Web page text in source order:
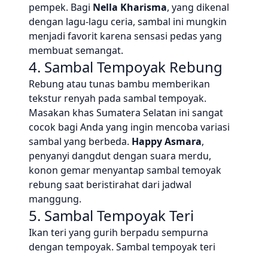
pempek. Bagi Nella Kharisma, yang dikenal
dengan lagu-lagu ceria, sambal ini mungkin
menjadi favorit karena sensasi pedas yang
membuat semangat.
4. Sambal Tempoyak Rebung
Rebung atau tunas bambu memberikan
tekstur renyah pada sambal tempoyak.
Masakan khas Sumatera Selatan ini sangat
cocok bagi Anda yang ingin mencoba variasi
sambal yang berbeda. Happy Asmara,
penyanyi dangdut dengan suara merdu,
konon gemar menyantap sambal temoyak
rebung saat beristirahat dari jadwal
manggung.
5. Sambal Tempoyak Teri
Ikan teri yang gurih berpadu sempurna
dengan tempoyak. Sambal tempoyak teri